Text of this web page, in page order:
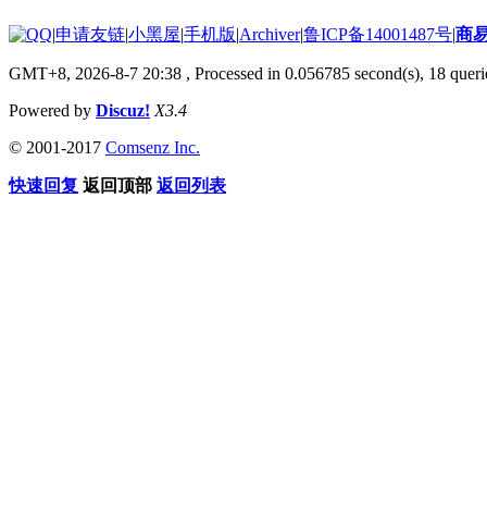
|申请友链|小黑屋|手机版|Archiver|鲁ICP备14001487号|商
GMT+8, 2026-8-7 20:38 , Processed in 0.056785 second(s), 18
Powered by Discuz! X3.4
© 2001-2017 Comsenz Inc.
快速回复 返回顶部 返回列表